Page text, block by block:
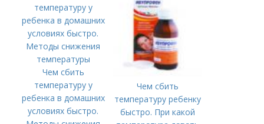
Чем сбить
температуру у
ребенка в домашних
условиях быстро.
Чем сбить
температуру ребенку
быстро. При какой